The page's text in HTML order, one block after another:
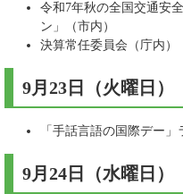
令和7年秋の全国交通安
ン」（市内）
決算常任委員会（庁内）
9月23日（火曜日）​
「手話言語の国際デー」
9月24日（水曜日）​